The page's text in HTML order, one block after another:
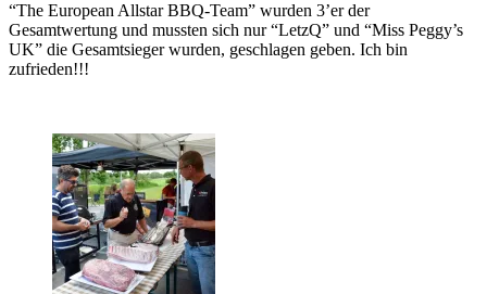
“The European Allstar BBQ-Team” wurden 3’er der
Gesamtwertung und mussten sich nur “LetzQ” und “Miss Peggy’s
UK” die Gesamtsieger wurden, geschlagen geben. Ich bin
zufrieden!!!